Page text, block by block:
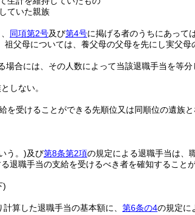
ていた親族
同項第2号及び第4号に掲げる者のうちにあっては
父母については、養父母の父母を先にし実父
合には、その人数によって当該退職手当を等
しない。
受けることができる先順位又は同順位の遺族
う。)及び第8条第2項の規定による退職手当は、
退職手当の支給を受けるべき者を確知すること
)
計算した退職手当の基本額に、 第6条の4の規定に